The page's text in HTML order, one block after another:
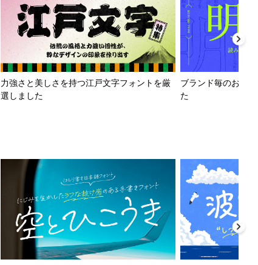
力強さと美しさを持つ江戸文字フォントを厳
選しました
ブランド毎のおす
た